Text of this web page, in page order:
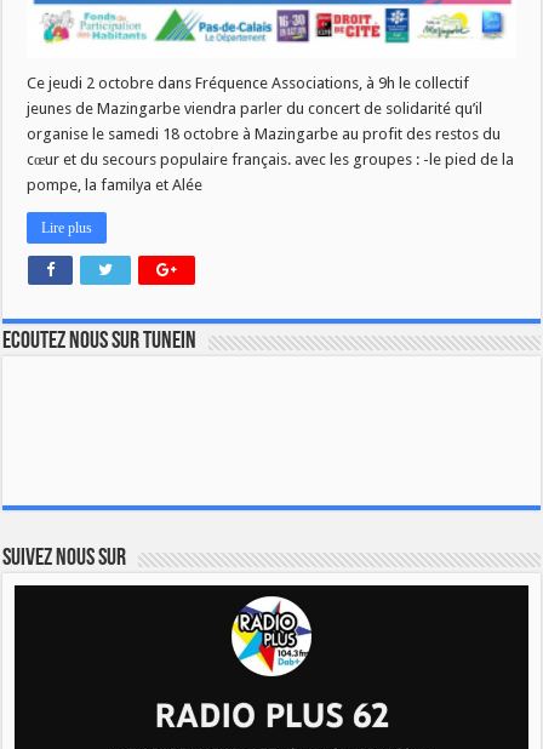
Ce jeudi 2 octobre dans Fréquence Associations, à 9h le collectif
jeunes de Mazingarbe viendra parler du concert de solidarité qu’il
organise le samedi 18 octobre à Mazingarbe au profit des restos du
cœur et du secours populaire français. avec les groupes : -le pied de la
pompe, la familya et Alée
Lire plus
Ecoutez nous sur TuneIn
Suivez nous sur